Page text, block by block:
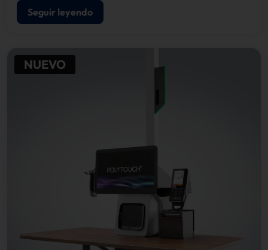
Seguir leyendo
NUEVO